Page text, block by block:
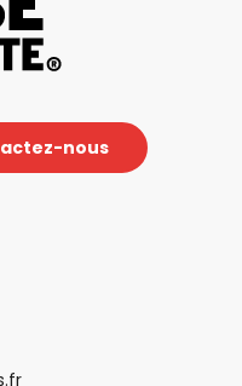
nous